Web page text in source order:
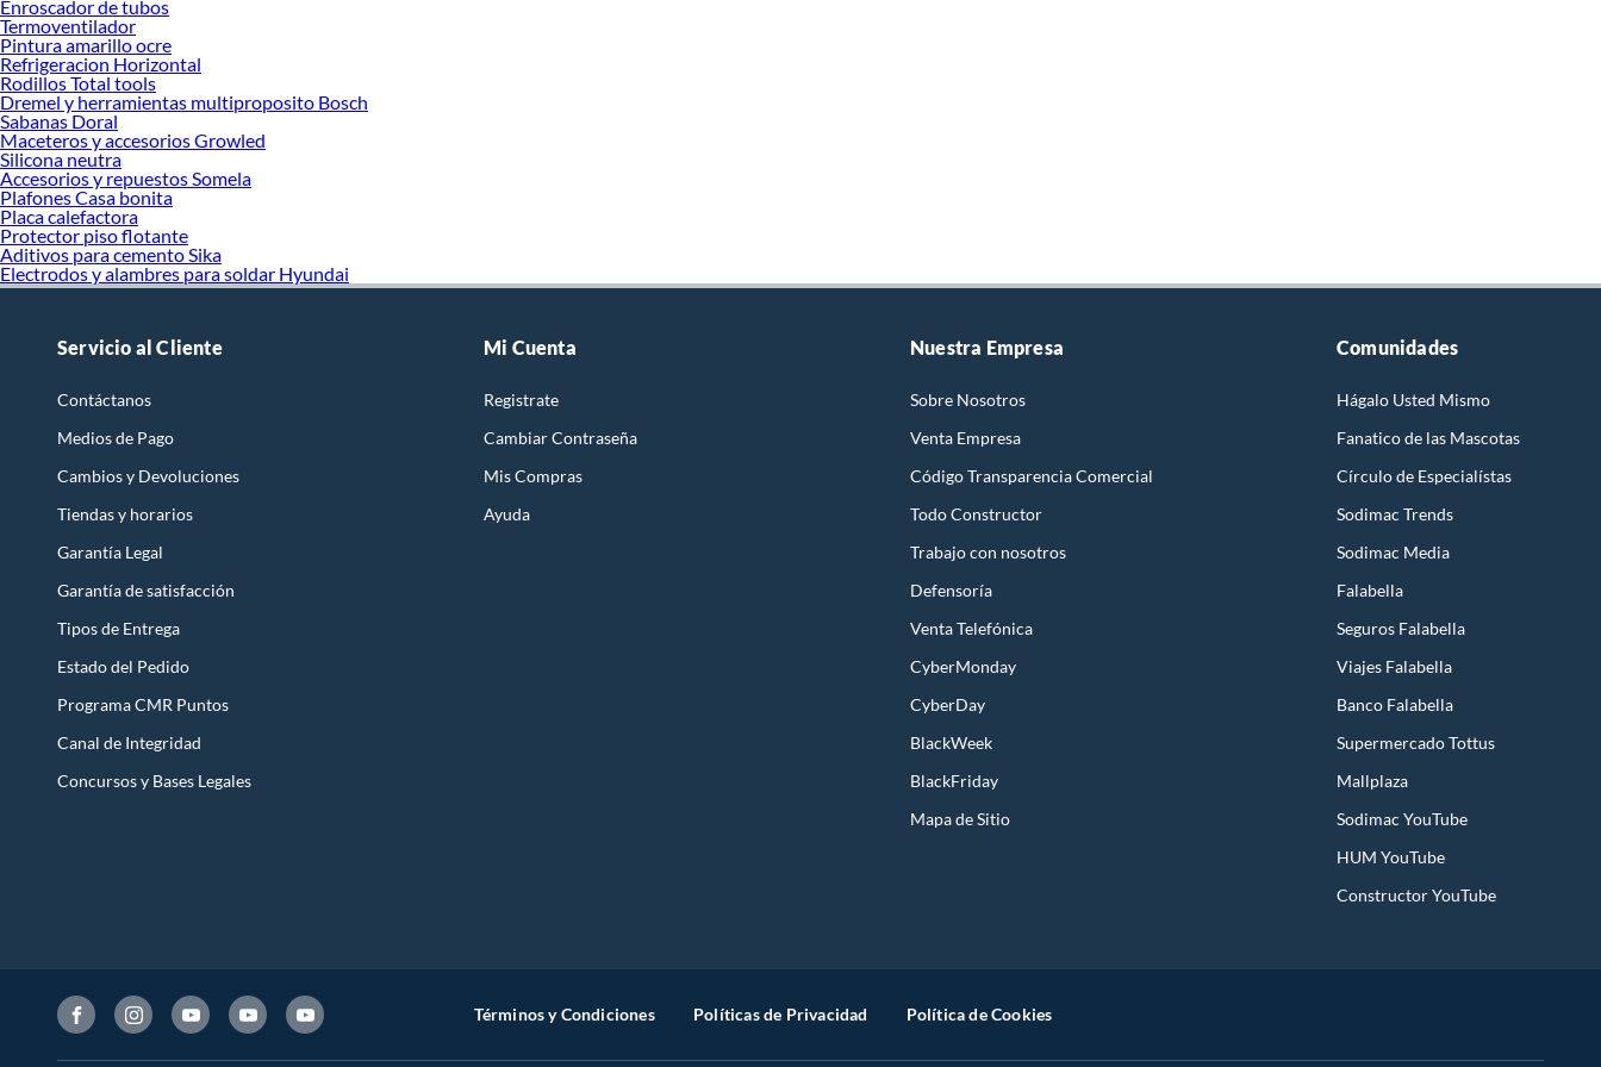
Enroscador de tubos
Termoventilador
Pintura amarillo ocre
Refrigeracion Horizontal
Rodillos Total tools
Dremel y herramientas multiproposito Bosch
Sabanas Doral
Maceteros y accesorios Growled
Silicona neutra
Accesorios y repuestos Somela
Plafones Casa bonita
Placa calefactora
Protector piso flotante
Aditivos para cemento Sika
Electrodos y alambres para soldar Hyundai
Servicio al Cliente
Contáctanos
Medios de Pago
Cambios y Devoluciones
Tiendas y horarios
Garantía Legal
Garantía de satisfacción
Tipos de Entrega
Estado del Pedido
Programa CMR Puntos
Canal de Integridad
Concursos y Bases Legales
Mi Cuenta
Registrate
Cambiar Contraseña
Mis Compras
Ayuda
Nuestra Empresa
Sobre Nosotros
Venta Empresa
Código Transparencia Comercial
Todo Constructor
Trabajo con nosotros
Defensoría
Venta Telefónica
CyberMonday
CyberDay
BlackWeek
BlackFriday
Mapa de Sitio
Comunidades
Hágalo Usted Mismo
Fanatico de las Mascotas
Círculo de Especialístas
Sodimac Trends
Sodimac Media
Falabella
Seguros Falabella
Viajes Falabella
Banco Falabella
Supermercado Tottus
Mallplaza
Sodimac YouTube
HUM YouTube
Constructor YouTube
Términos y Condiciones Políticas de Privacidad Política de Cookies